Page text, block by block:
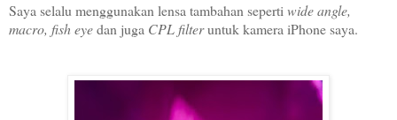
Saya selalu menggunakan lensa tambahan seperti wide angle,
macro, fish eyedan juga CPL filteruntuk kamera iPhone saya.